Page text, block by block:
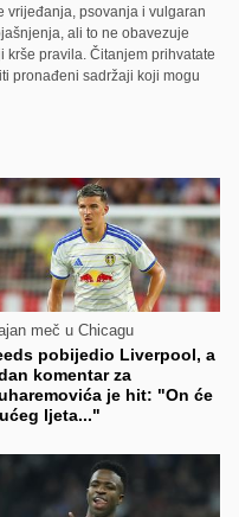
vrijeđanja, psovanja i vulgaran
ali to ne obavezuje
krše pravila. Čitanjem prihvatate
pronađeni sadržaji koji mogu
meč u Chicagu
pobijedio Liverpool, a
komentar za
je hit: "On će
ljeta..."